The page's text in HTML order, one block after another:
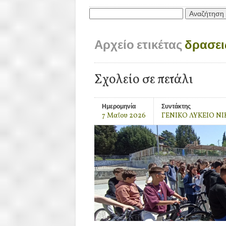
Αρχείο ετικέτας
Σχολείο σε πετάλι
Ημερομηνία
7 Μαΐου 2026
Συντάκτης
ΓΕΝΙΚΟ ΛΥΚΕΙΟ